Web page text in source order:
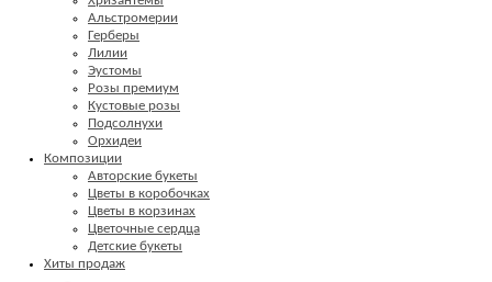
Альстромерии
Герберы
Лилии
Эустомы
Розы премиум
Кустовые розы
Подсолнухи
Орхидеи
Композиции
Авторские букеты
Цветы в коробочках
Цветы в корзинах
Цветочные сердца
Детские букеты
Хиты продаж